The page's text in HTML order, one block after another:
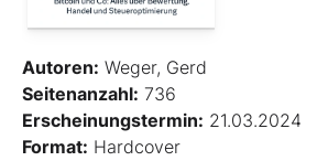
Autoren: Weger, Gerd
Seitenanzahl: 736
Erscheinungstermin: 21.03.2024
Format: Hardcover